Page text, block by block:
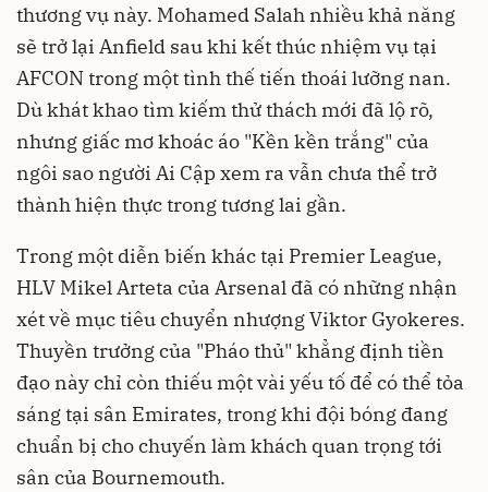
thương vụ này. Mohamed Salah nhiều khả năng
sẽ trở lại Anfield sau khi kết thúc nhiệm vụ tại
AFCON trong một tình thế tiến thoái lưỡng nan.
Dù khát khao tìm kiếm thử thách mới đã lộ rõ,
nhưng giấc mơ khoác áo "Kền kền trắng" của
ngôi sao người Ai Cập xem ra vẫn chưa thể trở
thành hiện thực trong tương lai gần.
Trong một diễn biến khác tại Premier League,
HLV Mikel Arteta của Arsenal đã có những nhận
xét về mục tiêu chuyển nhượng Viktor Gyokeres.
Thuyền trưởng của "Pháo thủ" khẳng định tiền
đạo này chỉ còn thiếu một vài yếu tố để có thể tỏa
sáng tại sân Emirates, trong khi đội bóng đang
chuẩn bị cho chuyến làm khách quan trọng tới
sân của Bournemouth.